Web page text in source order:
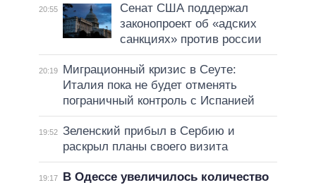
20:55
Сенат США поддержал
законопроект об «адских
санкциях» против россии
20:19
Миграционный кризис в Сеуте:
Италия пока не будет отменять
пограничный контроль с Испанией
19:52 Зеленский прибыл в Сербию и
раскрыл планы своего визита
19:17
В Одессе увеличилось количество